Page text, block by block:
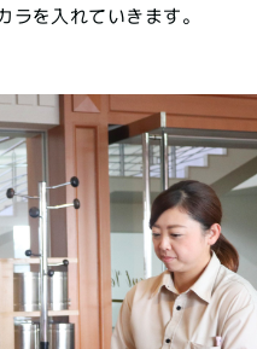
を入れていきます。